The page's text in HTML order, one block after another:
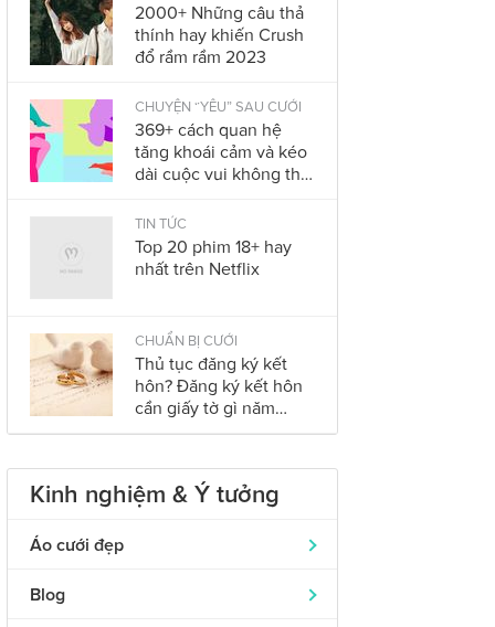
2000+ Những câu thả
thính hay khiến Crush
đổ rầm rầm 2023
CHUYỆN “YÊU” SAU CƯỚI
369+ cách quan hệ
tăng khoái cảm và kéo
dài cuộc vui không thể
2023
TIN TỨC
Top 20 phim 18+ hay
nhất trên Netflix
CHUẨN BỊ CƯỚI
Thủ tục đăng ký kết
hôn? Đăng ký kết hôn
cần giấy tờ gì năm
2023?
Kinh nghiệm & Ý tưởng
Áo cưới đẹp
Áo dài cưới
319
Blog